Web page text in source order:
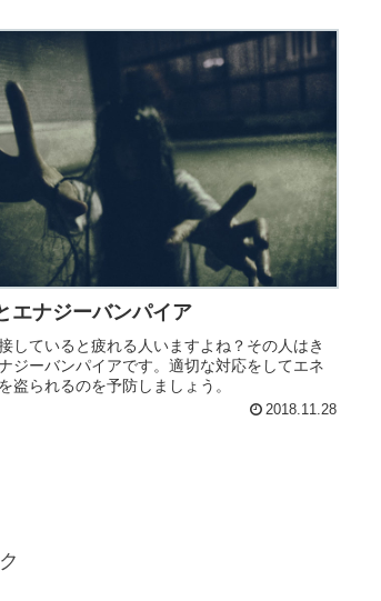
エナジーバンパイア
していると疲れる人いますよね？その人はき
ジーバンパイアです。適切な対応をしてエネ
盗られるのを予防しましょう。
2018.11.28